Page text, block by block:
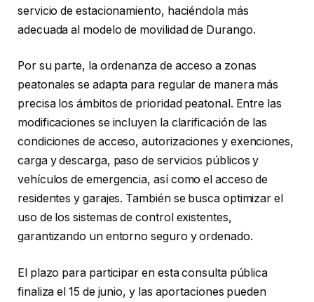
servicio de estacionamiento, haciéndola más
adecuada al modelo de movilidad de Durango.
Por su parte, la ordenanza de acceso a zonas
peatonales se adapta para regular de manera más
precisa los ámbitos de prioridad peatonal. Entre las
modificaciones se incluyen la clarificación de las
condiciones de acceso, autorizaciones y exenciones,
carga y descarga, paso de servicios públicos y
vehículos de emergencia, así como el acceso de
residentes y garajes. También se busca optimizar el
uso de los sistemas de control existentes,
garantizando un entorno seguro y ordenado.
El plazo para participar en esta consulta pública
finaliza el 15 de junio, y las aportaciones pueden